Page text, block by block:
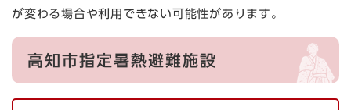
が変わる場合や利用できない可能性があります。
高知市指定暑熱避難施設